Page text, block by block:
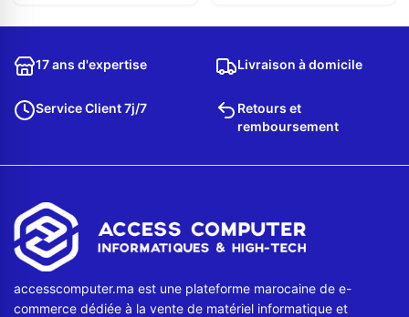
17 ans d'expertise Livraison à domicile
Service Client 7j/7
Retours et
remboursement
accesscomputer.ma est une plateforme marocaine de e-
commerce dédiée à la vente de matériel informatique et